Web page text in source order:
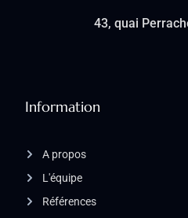
Information
A propos
L'équipe
Références
43, quai